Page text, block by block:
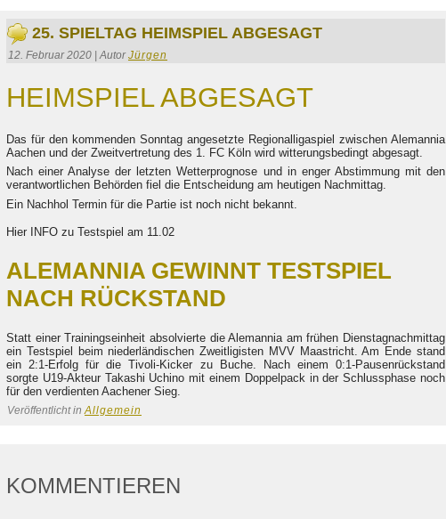
25. SPIELTAG HEIMSPIEL ABGESAGT
12. Februar 2020 | AutorJürgen
HEIMSPIEL ABGESAGT
Das für den kommenden Sonntag angesetzte Regionalligaspiel zwischen Alemannia
Aachen und der Zweitvertretung des 1. FC Köln wird witterungsbedingt abgesagt.
Nach einer Analyse der letzten Wetterprognose und in enger Abstimmung mit den
verantwortlichen Behörden fiel die Entscheidung am heutigen Nachmittag.
Ein Nachhol Termin für die Partie ist noch nicht bekannt.
Hier INFO zu Testspiel am 11.02
ALEMANNIA GEWINNT TESTSPIEL
NACH RÜCKSTAND
Statt einer Trainingseinheit absolvierte die Alemannia am frühen Dienstagnachmittag
ein Testspiel beim niederländischen Zweitligisten MVV Maastricht. Am Ende stand
ein 2:1-Erfolg für die Tivoli-Kicker zu Buche. Nach einem 0:1-Pausenrückstand
sorgte U19-Akteur Takashi Uchino mit einem Doppelpack in der Schlussphase noch
für den verdienten Aachener Sieg.
Veröffentlicht inAllgemein
KOMMENTIEREN